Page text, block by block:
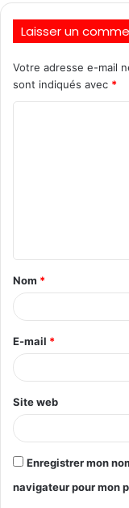
Laisser un
Votre adresse e-mail
sont indiqués avec *
Nom *
E-mail *
Site web
Enregistrer mon
navigateur pour mon